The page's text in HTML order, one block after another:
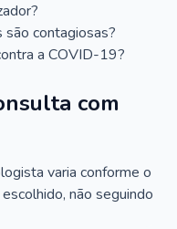
são contagiosas?
a COVID-19?
com
varia conforme o
não seguindo